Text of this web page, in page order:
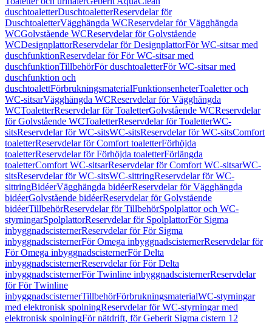
duschtoaletterDuschtoaletterReservdelar för
DuschtoaletterVägghängda WCReservdelar för Vägghängda
WCGolvstående WCReservdelar för Golvstående
WCDesignplattorReservdelar för DesignplattorFör WC-sitsar med
duschfunktionReservdelar för För WC-sitsar med
duschfunktionTillbehörFör duschtoaletterFör WC-sitsar med
duschfunktion och
duschtoalettFörbrukningsmaterialFunktionsenheterToaletter och
WC-sitsarVägghängda WCReservdelar för Vägghängda
WCToaletterReservdelar för ToaletterGolvstående WCReservdelar
för Golvstående WCToaletterReservdelar för ToaletterWC-
sitsReservdelar för WC-sitsWC-sitsReservdelar för WC-sitsComfort
toaletterReservdelar för Comfort toaletterFörhöjda
toaletterReservdelar för Förhöjda toaletterFörlängda
toaletterComfort WC-sitsarReservdelar för Comfort WC-sitsarWC-
sitsReservdelar för WC-sitsWC-sittringReservdelar för WC-
sittringBidéerVägghängda bidéerReservdelar för Vägghängda
bidéerGolvstående bidéerReservdelar för Golvstående
bidéerTillbehörReservdelar för TillbehörSpolplattor och WC-
styrningarSpolplattorReservdelar för SpolplattorFör Sigma
inbyggnadscisternerReservdelar för För Sigma
inbyggnadscisternerFör Omega inbyggnadscisternerReservdelar för
För Omega inbyggnadscisternerFör Delta
inbyggnadscisternerReservdelar för För Delta
inbyggnadscisternerFör Twinline inbyggnadscisternerReservdelar
för För Twinline
inbyggnadscisternerTillbehörFörbrukningsmaterialWC-styrningar
med elektronisk spolningReservdelar för WC-styrningar med
elektronisk spolningFör nätdrift, för Geberit Sigma cistern 12